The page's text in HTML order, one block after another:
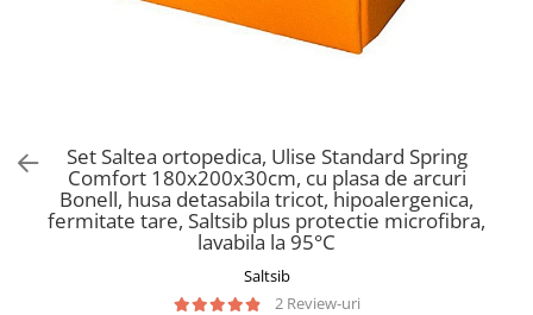
Saltele Pocket
Saltele Memory Pocket
Saltele cu plasa arcuri
Saltele cu spuma
Saltele cu spuma poliuretanica
Scaune pentru living
Seturi comode living si vitrine
Set mese plus scaune
Scaune birou copii
Scaune resigilate
Scaune gradinita
Scaune terasa si outdoor
Set Saltea ortopedica, Ulise Standard Spring
Comfort 180x200x30cm, cu plasa de arcuri
Bonell, husa detasabila tricot, hipoalergenica,
fermitate tare, Saltsib plus protectie microfibra,
lavabila la 95°C
Saltsib
2 Review-uri